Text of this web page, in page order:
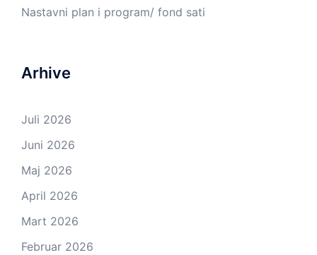
Nastavni plan i program/ fond sati
Arhive
Juli 2026
Juni 2026
Maj 2026
April 2026
Mart 2026
Februar 2026